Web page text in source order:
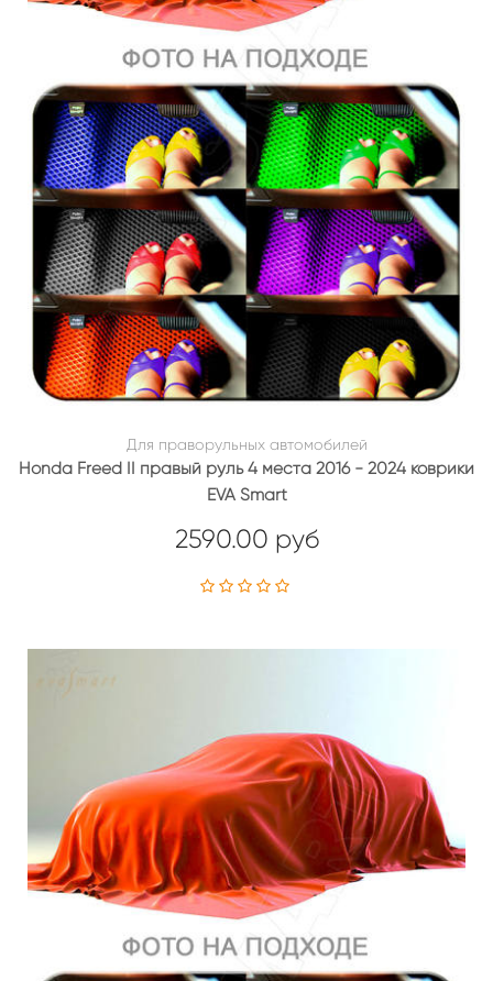
Для праворульных автомобилей
Honda Freed II правый руль 4 места 2016 - 2024 коврики
EVA Smart
2590.00 руб